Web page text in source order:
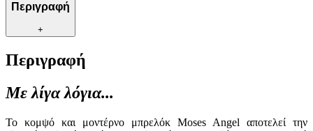
Περιγραφή
+
Περιγραφή
Με λίγα λόγια...
Το κομψό και μοντέρνο μπρελόκ Moses Angel αποτελεί την